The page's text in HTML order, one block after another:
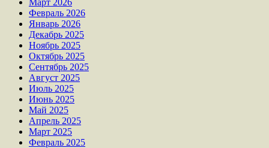
Февраль 2026
Январь 2026
Декабрь 2025
Ноябрь 2025
Октябрь 2025
Сентябрь 2025
Август 2025
Июль 2025
Июнь 2025
Май 2025
Апрель 2025
Март 2025
Февраль 2025